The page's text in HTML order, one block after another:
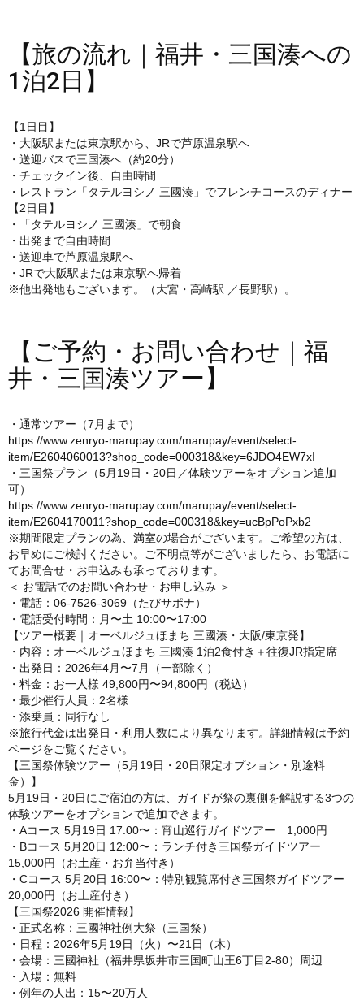
【旅の流れ｜福井・三国湊への
1泊2日】
【1日目】
・大阪駅または東京駅から、JRで芦原温泉駅へ
・送迎バスで三国湊へ（約20分）
・チェックイン後、自由時間
・レストラン「タテルヨシノ 三國湊」でフレンチコースのディナー
【2日目】
・「タテルヨシノ 三國湊」で朝食
・出発まで自由時間
・送迎車で芦原温泉駅へ
・JRで大阪駅または東京駅へ帰着
※他出発地もございます。（大宮・高崎駅 ／長野駅）。
【ご予約・お問い合わせ｜福
井・三国湊ツアー】
・通常ツアー（7月まで）
https://www.zenryo-marupay.com/marupay/event/select-
item/E2604060013?shop_code=000318&key=6JDO4EW7xI
・三国祭プラン（5月19日・20日／体験ツアーをオプション追加
可）
https://www.zenryo-marupay.com/marupay/event/select-
item/E2604170011?shop_code=000318&key=ucBpPoPxb2
※期間限定プランの為、満室の場合がございます。ご希望の方は、
お早めにご検討ください。ご不明点等がございましたら、お電話に
てお問合せ・お申込みも承っております。
＜ お電話でのお問い合わせ・お申し込み ＞
・電話：06-7526-3069（たびサポナ）
・電話受付時間：月〜土 10:00〜17:00
【ツアー概要｜オーベルジュほまち 三國湊・大阪/東京発】
・内容：オーベルジュほまち 三國湊 1泊2食付き＋往復JR指定席
・出発日：2026年4月〜7月（一部除く）
・料金：お一人様 49,800円〜94,800円（税込）
・最少催行人員：2名様
・添乗員：同行なし
※旅行代金は出発日・利用人数により異なります。詳細情報は予約
ページをご覧ください。
【三国祭体験ツアー（5月19日・20日限定オプション・別途料
金）】
5月19日・20日にご宿泊の方は、ガイドが祭の裏側を解説する3つの
体験ツアーをオプションで追加できます。
・Aコース 5月19日 17:00〜：宵山巡行ガイドツアー 1,000円
・Bコース 5月20日 12:00〜：ランチ付き三国祭ガイドツアー
15,000円（お土産・お弁当付き）
・Cコース 5月20日 16:00〜：特別観覧席付き三国祭ガイドツアー
20,000円（お土産付き）
【三国祭2026 開催情報】
・正式名称：三國神社例大祭（三国祭）
・日程：2026年5月19日（火）〜21日（木）
・会場：三國神社（福井県坂井市三国町山王6丁目2-80）周辺
・入場：無料
・例年の人出：15〜20万人